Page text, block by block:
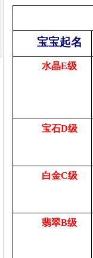
宝宝起名
水晶E级
宝石D级
白金C级
翡翠B级